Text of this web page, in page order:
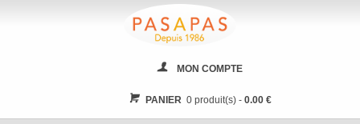
MON COMPTE
PANIER0 produit(s) - 0.00 €